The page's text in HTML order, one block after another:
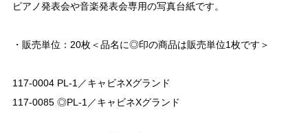
ピアノ発表会や音楽発表会専用の写真台紙です。
・販売単位：20枚＜品名に◎印の商品は販売単位1枚です＞
117-0004 PL-1／キャビネXグランド
117-0085 ◎PL-1／キャビネXグランド